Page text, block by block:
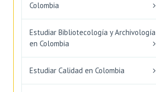
Colombia
Estudiar Bibliotecología y Archivología
en Colombia
Estudiar Calidad en Colombia